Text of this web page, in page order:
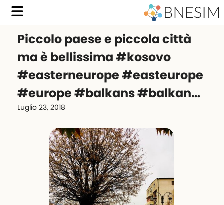
Piccolo paese e piccola città
ma è bellissima #kosovo
#easterneurope #easteurope
#europe #balkans #balkan…
Luglio 23, 2018